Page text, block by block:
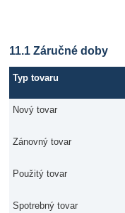
11.1 Záručné doby
Typ tovaru
Nový tovar
Zánovný tovar
Použitý tovar
Spotrebný tovar